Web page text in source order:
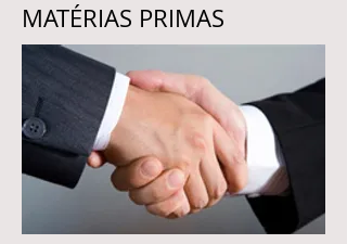
MATÉRIAS PRIMAS